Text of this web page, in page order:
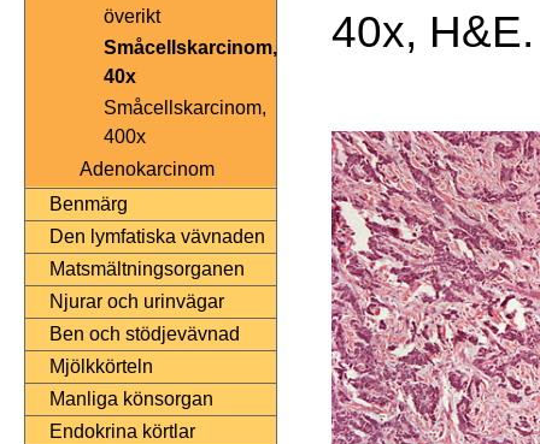
överikt
Småcellskarcinom,
40x
Småcellskarcinom,
400x
Adenokarcinom
Benmärg
Den lymfatiska vävnaden
Matsmältningsorganen
Njurar och urinvägar
Ben och stödjevävnad
Mjölkkörteln
Manliga könsorgan
Endokrina körtlar
40x, H&E.